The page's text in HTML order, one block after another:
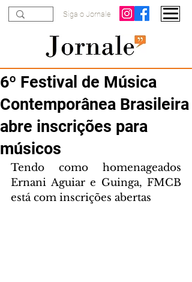
Siga o Jornale
6º Festival de Música
Contemporânea Brasileira
abre inscrições para
músicos
Tendo como homenageados
Ernani Aguiar e Guinga, FMCB
está com inscrições abertas